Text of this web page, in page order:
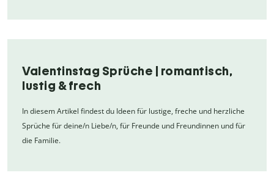
Valentinstag Sprüche | romantisch,
lustig & frech
In diesem Artikel findest du Ideen für lustige, freche und herzliche
Sprüche für deine/n Liebe/n, für Freunde und Freundinnen und für
die Familie.